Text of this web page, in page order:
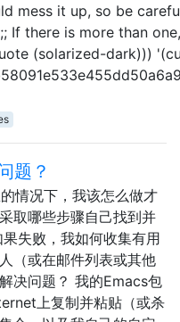
mess it up, so be
If there is more than
(solarized-dark)))
题？
情况下，我该怎么做才
取哪些步骤自己找到并
失败，我如何收集有用
（或在邮件列表或其他
决问题？ 我的Emacs包
上复制并粘贴（或杀